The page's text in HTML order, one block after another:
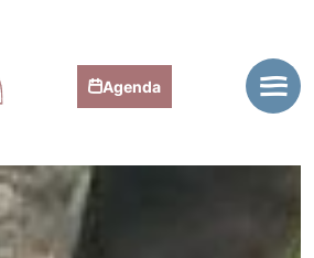
Agenda